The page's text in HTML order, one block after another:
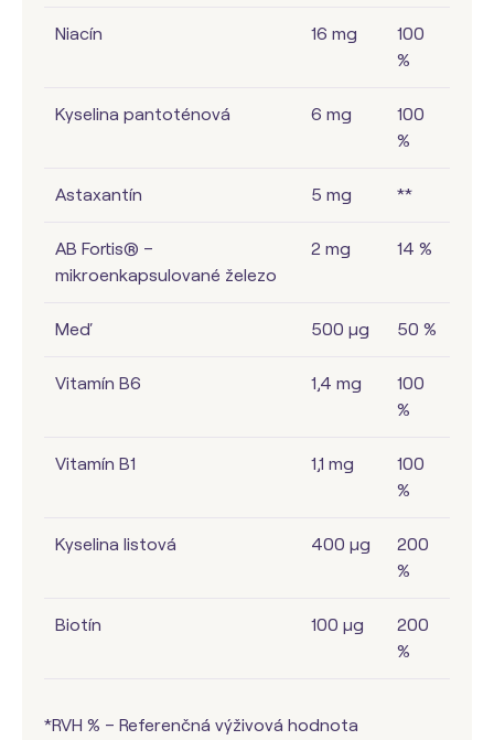
Niacín 16 mg
100
%
Kyselina pantoténová 6 mg
100
%
Astaxantín 5 mg **
AB Fortis® –
mikroenkapsulované železo
2 mg 14 %
Meď 500 µg 50 %
Vitamín B6 1,4 mg
100
%
Vitamín B1 1,1 mg
100
%
Kyselina listová 400 µg
200
%
Biotín 100 µg
200
%
*RVH % – Referenčná výživová hodnota